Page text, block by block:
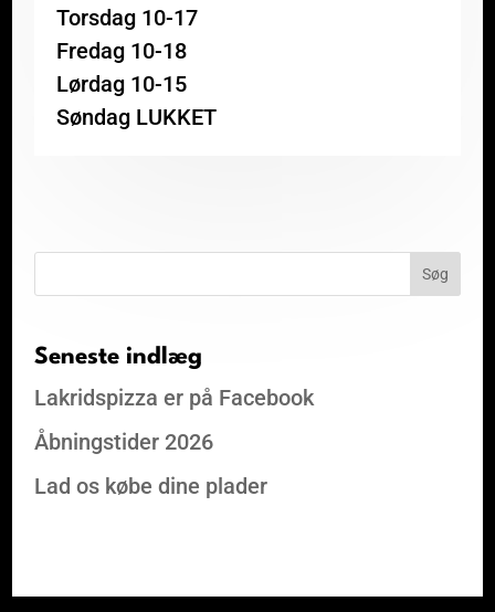
Torsdag 10-17
Fredag 10-18
Lørdag 10-15
Søndag LUKKET
Seneste indlæg
Lakridspizza er på Facebook
Åbningstider 2026
Lad os købe dine plader